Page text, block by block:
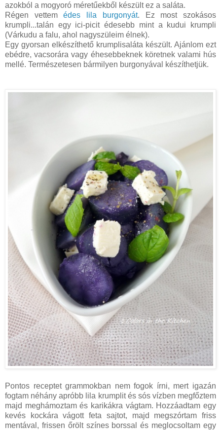
azokból a mogyoró méretűekből készült ez a saláta.
Régen vettemédes lila burgonyát. Ez most szokásos
krumpli...talán egy ici-picit édesebb mint a kudui krumpli
(Várkudu a falu, ahol nagyszüleim élnek).
Egy gyorsan elkészíthető krumplisaláta készült. Ajánlom ezt
ebédre, vacsorára vagy éhesebbeknek köretnek valami hús
mellé. Természetesen bármilyen burgonyával készíthetjük.
Pontos receptet grammokban nem fogok írni, mert igazán
fogtam néhány apróbb lila krumplit és sós vízben megfőztem
majd meghámoztam és karikákra vágtam. Hozzáadtam egy
kevés kockára vágott feta sajtot, majd megszórtam friss
mentával, frissen őrölt színes borssal és meglocsoltam egy